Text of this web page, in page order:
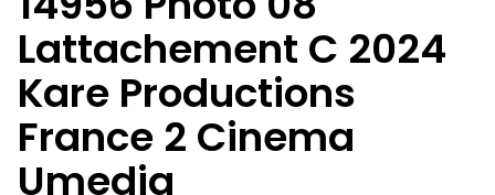
Lattachement C 2024
Kare Productions
France 2 Cinema
Umedia